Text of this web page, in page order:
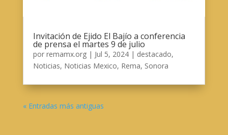
Invitación de Ejido El Bajío a conferencia
de prensa el martes 9 de julio
por remamx.org| Jul 5, 2024| destacado,
Noticias, Noticias Mexico, Rema, Sonora
« Entradas más antiguas